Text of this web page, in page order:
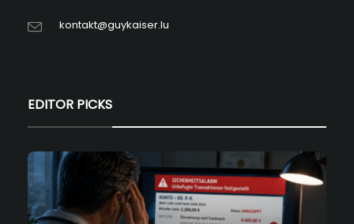
kontakt@guykaiser.lu
EDITOR PICKS